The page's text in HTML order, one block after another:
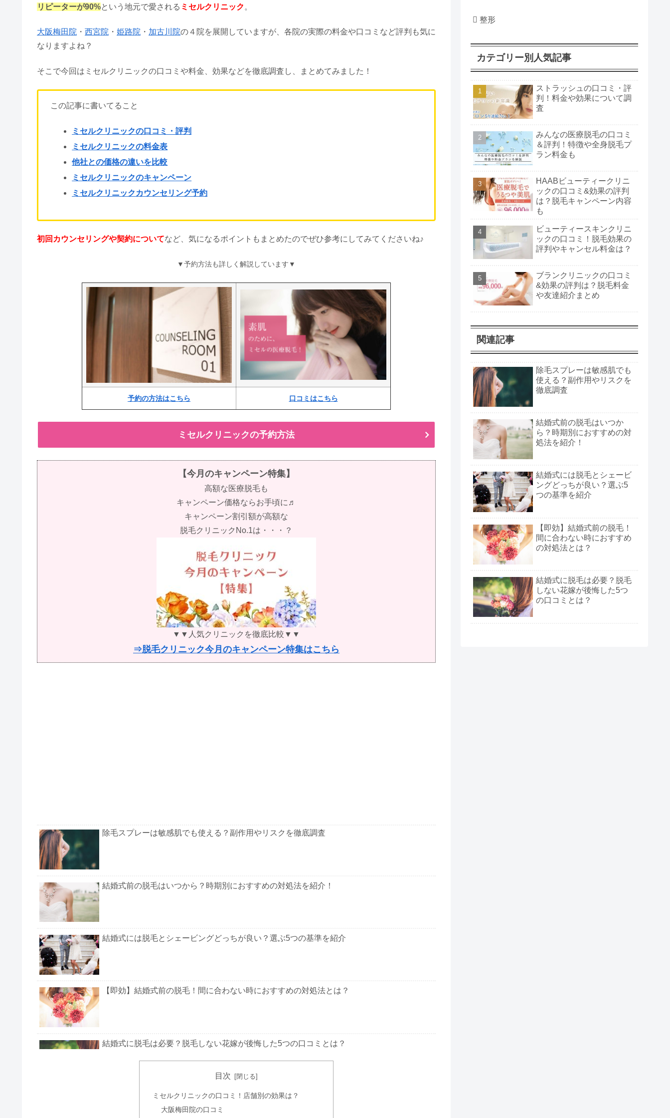
リピーターが90%という地元で愛される ミセルクリニック 。
大阪梅田院 ・ 西宮院 ・ 姫路院 ・ 加古川院の４院を展開していますが、各院の実際の料金や口コミなど評判も気に
なりますよね？
そこで今回はミセルクリニックの口コミや料金、効果などを徹底調査し、まとめてみました！
この記事に書いてること
ミセルクリニックの口コミ・評判
ミセルクリニックの料金表
他社との価格の違いを比較
ミセルクリニックのキャンペーン
ミセルクリニックカウンセリング予約
初回カウンセリングや契約についてなど、気になるポイントもまとめたのでぜひ参考にしてみてくださいね♪
▼予約方法も詳しく解説しています▼
予約の方法はこちら 口コミはこちら
ミセルクリニックの予約方法
【今月のキャンペーン特集】
高額な医療脱毛も
キャンペーン価格ならお手頃に♬
キャンペーン割引額が高額な
脱毛クリニックNo.1は・・・？
▼▼人気クリニックを徹底比較▼▼
⇒脱毛クリニック今月のキャンペーン特集はこちら
除毛スプレーは敏感肌でも使える？副作用やリスクを徹底調査
結婚式前の脱毛はいつから？時期別におすすめの対処法を紹介！
結婚式には脱毛とシェービングどっちが良い？選ぶ5つの基準を紹介
【即効】結婚式前の脱毛！間に合わない時におすすめの対処法とは？
結婚式に脱毛は必要？脱毛しない花嫁が後悔した5つの口コミとは？
結婚式前の脱毛！ミュゼのプラン料金や花嫁に人気の箇所まとめ
目次
ミセルクリニックの口コミ！店舗別の効果は？
大阪梅田院の口コミ
整形
カテゴリー別人気記事
ストラッシュの口コミ・評
判！料金や効果について調
査
みんなの医療脱毛の口コミ
＆評判！特徴や全身脱毛プ
ラン料金も
HAABビューティークリニ
ックの口コミ&効果の評判
は？脱毛キャンペーン内容
も
ビューティースキンクリニ
ックの口コミ！脱毛効果の
評判やキャンセル料金は？
ブランクリニックの口コミ
&効果の評判は？脱毛料金
や友達紹介まとめ
関連記事
除毛スプレーは敏感肌でも
使える？副作用やリスクを
徹底調査
結婚式前の脱毛はいつか
ら？時期別におすすめの対
処法を紹介！
結婚式には脱毛とシェービ
ングどっちが良い？選ぶ5
つの基準を紹介
【即効】結婚式前の脱毛！
間に合わない時におすすめ
の対処法とは？
結婚式に脱毛は必要？脱毛
しない花嫁が後悔した5つ
の口コミとは？